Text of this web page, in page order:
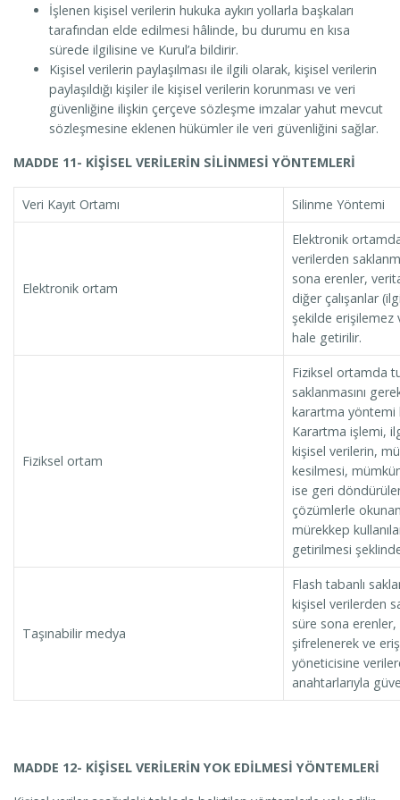
İşlenen kişisel verilerin hukuka aykırı yollarla başkaları
tarafından elde edilmesi hâlinde, bu durumu en kısa
sürede ilgilisine ve Kurul’a bildirir.
Kişisel verilerin paylaşılması ile ilgili olarak, kişisel verilerin
paylaşıldığı kişiler ile kişisel verilerin korunması ve veri
güvenliğine ilişkin çerçeve sözleşme imzalar yahut mevcut
sözleşmesine eklenen hükümler ile veri güvenliğini sağlar.
MADDE 11- KİŞİSEL VERİLERİN SİLİNMESİ YÖNTEMLERİ
Veri Kayıt Ortamı Silinme Yöntemi
Elektronik ortam
Elektronik
verilerden
sona erenler,
diğer çalışanlar
şekilde erişilemez
hale getirilir.
Fiziksel ortam
Fiziksel ortamda
saklanmasını
karartma yöntemi
Karartma işlemi,
kişisel verilerin,
kesilmesi,
ise geri
çözümlerle
mürekkep
getirilmesi şeklinde
Taşınabilir medya
Flash tabanlı
kişisel verilerden
süre sona
şifrelenerek ve
yöneticisine
anahtarlarıyla
MADDE 12- KİŞİSEL VERİLERİN YOK EDİLMESİ YÖNTEMLERİ